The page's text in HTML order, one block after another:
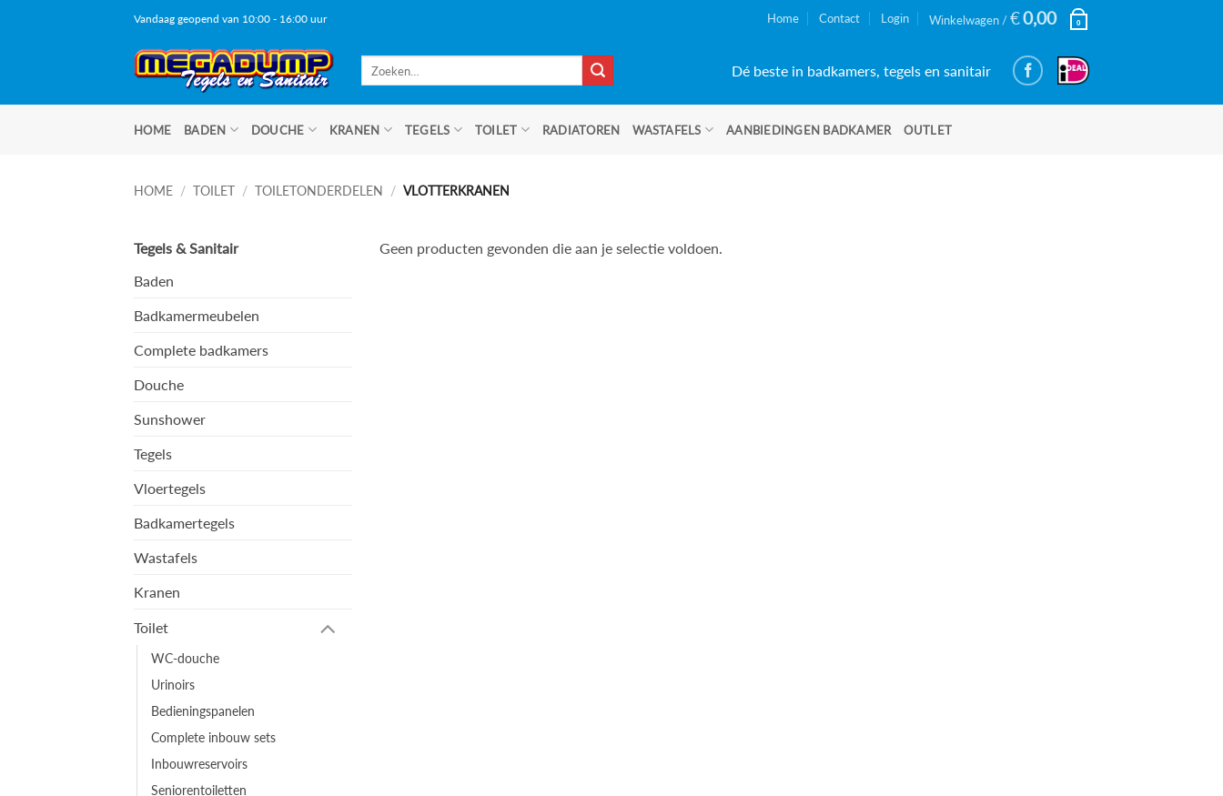
Vandaag geopend van 10:00 - 16:00 uur Home Contact Login Winkelwagen /€0,00 0
Dé beste in badkamers, tegels en sanitair
HOME BADEN DOUCHE KRANEN TEGELS TOILET RADIATOREN WASTAFELS AANBIEDINGEN BADKAMER OUTLET
HOME / TOILET / TOILETONDERDELEN / VLOTTERKRANEN
Tegels & Sanitair
Baden
Badkamermeubelen
Complete badkamers
Douche
Sunshower
Tegels
Vloertegels
Badkamertegels
Wastafels
Kranen
Toilet
WC-douche
Urinoirs
Bedieningspanelen
Complete inbouw sets
Inbouwreservoirs
Seniorentoiletten
Geen producten gevonden die aan je selectie voldoen.